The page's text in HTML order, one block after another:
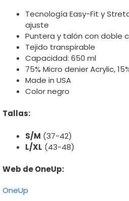
Tecnología Easy-Fit y
ajuste
Puntera y talón con doble
Tejido transpirable
Capacidad: 650 ml
75% Micro denier Acrylic,
Made in USA
Color negro
Tallas:
S/M (37-42)
L/XL (43-48)
Web de OneUp:
OneUp